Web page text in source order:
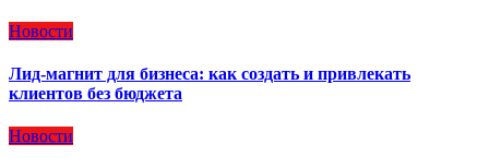
Новости
Лид-магнит для бизнеса: как создать и привлекать
клиентов без бюджета
Новости